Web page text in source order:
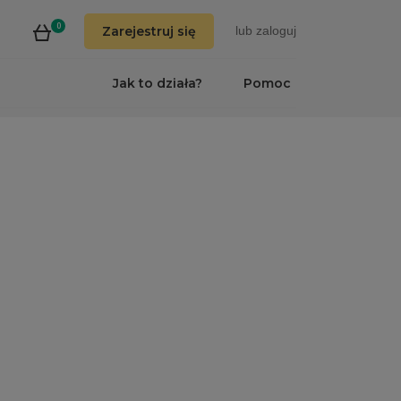
0 Zarejestruj się lub zaloguj
Pomoc
Jak to działa?